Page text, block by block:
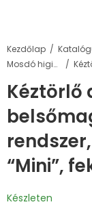
Kezdőlap
Mosdó higiénia
Kéztörlő
“Mini”,
Készleten